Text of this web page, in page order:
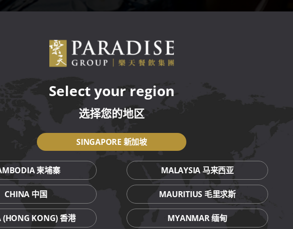
Select your region
选择您的地区
SINGAPORE 新加坡
柬埔寨
CHINA 中国
(HONG KONG) 香港
MALAYSIA 马来西亚
MAURITIUS 毛里求斯
MYANMAR 缅甸